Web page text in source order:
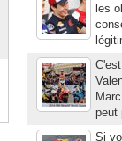
les
peut
Si